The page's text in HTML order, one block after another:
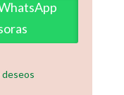
deseos